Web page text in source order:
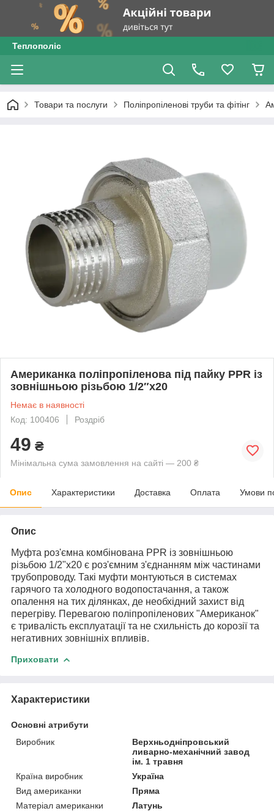
Теплополіс
Товари та послуги Поліпропіленові труби та фітінг
Американка поліпропіленова під пайку PPR із
зовнішньою різьбою 1/2″х20
Немає в наявності
Код: 100406
Роздріб
49 ₴
Мінімальна сума замовлення на сайті — 200 ₴
Опис Характеристики Доставка Оплата Умови
Опис
Муфта роз'ємна комбінована PPR із зовнішньою
різьбою 1/2"х20 є роз'ємним з'єднанням між частинами
трубопроводу. Такі муфти монтуються в системах
гарячого та холодного водопостачання, а також
опалення на тих ділянках, де необхідний захист від
перегріву. Перевагою поліпропіленових "Американок"
є тривалість експлуатації та не схильність до корозії та
негативних зовнішніх впливів.
Приховати
Характеристики
Основні атрибути
Виробник
Верхньодніпровський
ливарно-механічний завод
ім. 1 травня
Країна виробник
Україна
Вид американки
Пряма
Матеріал американки
Латунь